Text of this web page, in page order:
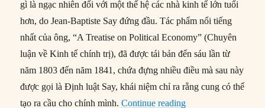
gì là ngạc nhiên đối với một thế hệ các nhà kinh tế lớn tuổi
hơn, do Jean-Baptiste Say đứng đầu. Tác phẩm nổi tiếng
nhất của ông, “A Treatise on Political Economy” (Chuyên
luận về Kinh tế chính trị), đã được tái bản đến sáu lần từ
năm 1803 đến năm 1841, chứa đựng nhiều điều mà sau này
được gọi là Định luật Say, khái niệm chỉ ra rằng cung có thể
tạo ra cầu cho chính mình.Continue reading“Định luật Say: